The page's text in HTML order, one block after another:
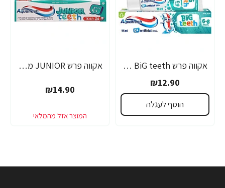
אקווה פרש BiG teeth משחת שיניים לילדים לגילאי 6-8 שנים - 50 מ"ל
₪12.90
הוסף לעגלה
אקווה פרש JUNIOR משחת שיניים לילדים +6 - 50 מ"ל
₪14.90